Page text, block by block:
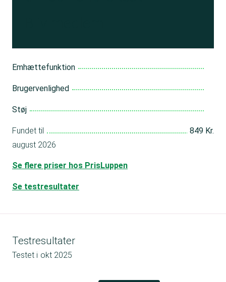
Emhættefunktion
Brugervenlighed
Støj
Fundet til
849 Kr.
august 2026
Se flere priser hos PrisLuppen
Se testresultater
Testresultater
Testet i okt 2025